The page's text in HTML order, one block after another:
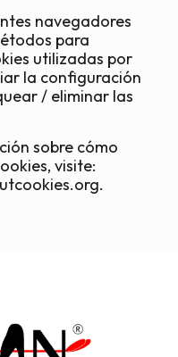
navegadores
para
utilizadas por
la configuración
/ eliminar las
sobre cómo
visite: